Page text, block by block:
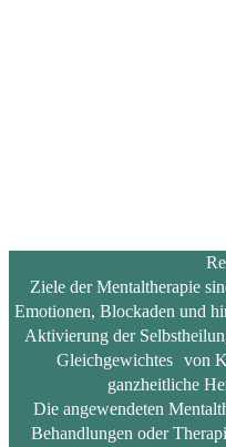
Ziele der Mentaltherapie
Emotionen, Blockaden und
Aktivierung der
Gleichgewichtes von
ganzheitliche
Die angewendeten
Behandlungen oder